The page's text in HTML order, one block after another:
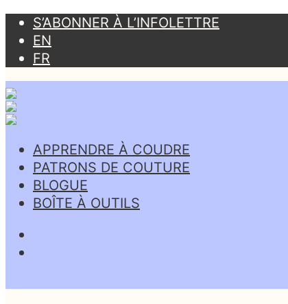
S’ABONNER À L’INFOLETTRE
EN
FR
APPRENDRE À COUDRE
PATRONS DE COUTURE
BLOGUE
BOÎTE À OUTILS